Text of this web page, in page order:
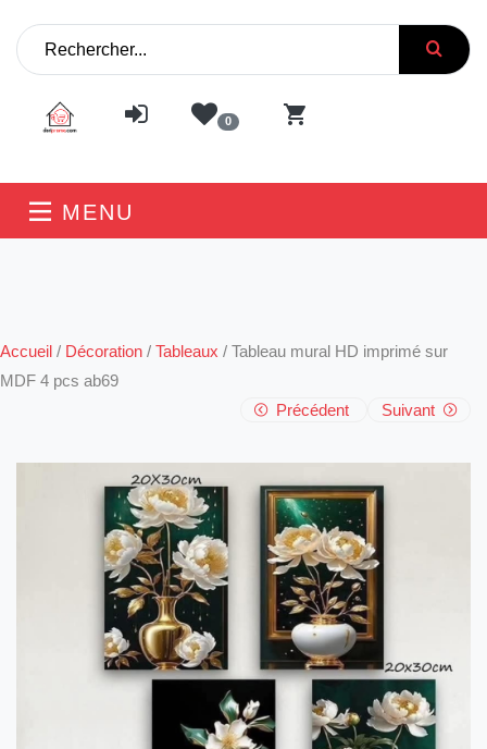
0
MENU
Accueil / Décoration / Tableaux / Tableau mural HD imprimé sur
MDF 4 pcs ab69
Précédent
Suivant